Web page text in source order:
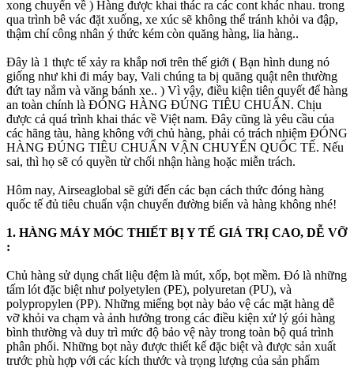
xong chuyển về ) Hàng được khai thác ra các cont khác nhau. trong
qua trình bê vác đặt xuống, xe xúc sẽ không thể tránh khỏi va đập,
thậm chí công nhân ý thức kém còn quăng hàng, lia hàng..
Đây là 1 thực tế xảy ra khắp nơi trên thế giới ( Bạn hình dung nó
giống như khi đi máy bay, Vali chúng ta bị quăng quật nên thường
đứt tay nắm và văng bánh xe.. ) Vì vậy, điều kiện tiên quyết để hàng
an toàn chính là ĐÓNG HÀNG ĐÚNG TIÊU CHUẨN. Chịu
được cả quá trình khai thác về Việt nam. Đây cũng là yêu cầu của
các hãng tàu, hàng không với chủ hàng, phải có trách nhiệm ĐÓNG
HÀNG ĐÚNG TIÊU CHUẨN VẬN CHUYỂN QUỐC TẾ. Nếu
sai, thì họ sẽ có quyền từ chối nhận hàng hoặc miễn trách.
Hôm nay, Airseaglobal sẽ gửi đến các bạn cách thức đóng hàng
quốc tế đủ tiêu chuẩn vận chuyển đường biển và hàng không nhé!
1. HÀNG MÁY MÓC THIẾT BỊ Y TẾ GIÁ TRỊ CAO, DỄ VỠ
:
Chủ hàng sử dụng chất liệu đệm là mút, xốp, bọt mềm. Đó là những
tấm lót đặc biệt như polyetylen (PE), polyuretan (PU), và
polypropylen (PP). Những miếng bọt này bảo vệ các mặt hàng dễ
vỡ khỏi va chạm và ảnh hưởng trong các điều kiện xử lý gói hàng
bình thường và duy trì mức độ bảo vệ này trong toàn bộ quá trình
phân phối. Những bọt này được thiết kế đặc biệt và được sản xuất
trước phù hợp với các kích thước và trọng lượng của sản phẩm